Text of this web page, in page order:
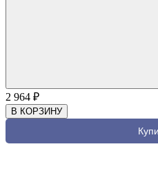
2 964 ₽
В КОРЗИНУ